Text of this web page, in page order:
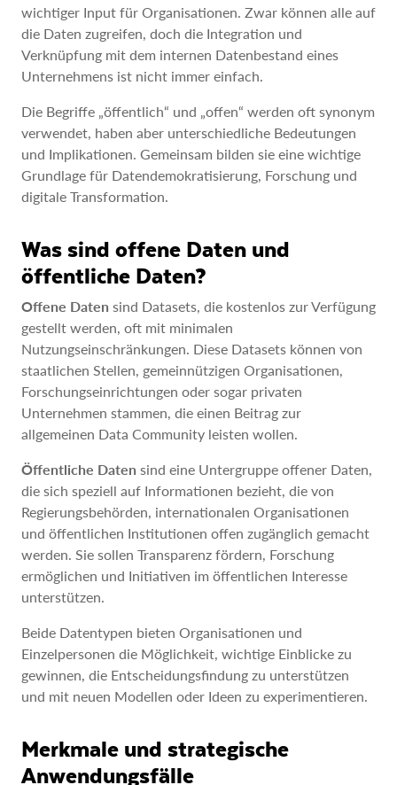
wichtiger Input für Organisationen. Zwar können alle auf
die Daten zugreifen, doch die Integration und
Verknüpfung mit dem internen Datenbestand eines
Unternehmens ist nicht immer einfach.
Die Begriffe „öffentlich“ und „offen“ werden oft synonym
verwendet, haben aber unterschiedliche Bedeutungen
und Implikationen. Gemeinsam bilden sie eine wichtige
Grundlage für Datendemokratisierung, Forschung und
digitale Transformation.
Was sind offene Daten und
öffentliche Daten?
Offene Daten sind Datasets, die kostenlos zur Verfügung
gestellt werden, oft mit minimalen
Nutzungseinschränkungen. Diese Datasets können von
staatlichen Stellen, gemeinnützigen Organisationen,
Forschungseinrichtungen oder sogar privaten
Unternehmen stammen, die einen Beitrag zur
allgemeinen Data Community leisten wollen.
Öffentliche Daten sind eine Untergruppe offener Daten,
die sich speziell auf Informationen bezieht, die von
Regierungsbehörden, internationalen Organisationen
und öffentlichen Institutionen offen zugänglich gemacht
werden. Sie sollen Transparenz fördern, Forschung
ermöglichen und Initiativen im öffentlichen Interesse
unterstützen.
Beide Datentypen bieten Organisationen und
Einzelpersonen die Möglichkeit, wichtige Einblicke zu
gewinnen, die Entscheidungsfindung zu unterstützen
und mit neuen Modellen oder Ideen zu experimentieren.
Merkmale und strategische
Anwendungsfälle